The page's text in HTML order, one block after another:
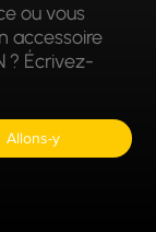
ou vous
accessoire
? Écrivez-
Allons-y